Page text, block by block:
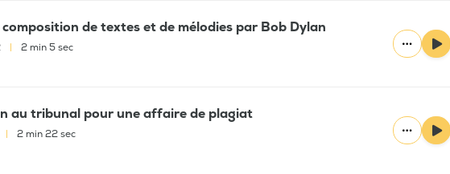
de textes et de mélodies par Bob Dylan
2 min 5 sec
au tribunal pour une affaire de plagiat
2 min 22 sec